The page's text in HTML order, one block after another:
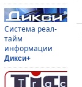
Система реал-
тайм
информации
Дикси+